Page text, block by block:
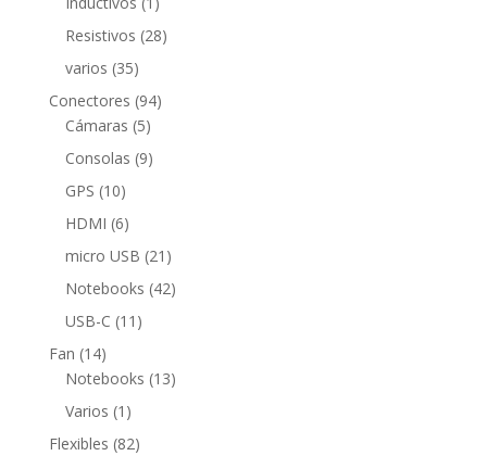
producto
Resistivos 2828
varios 3535
productos
Conectores 9494
Cámaras 55
productos
Consolas 99
GPS 1010
productos
HDMI 66
productos
micro USB 21 21
productos
Notebooks 4242
USB-C 11 11
Fan 1414
productos
Notebooks 1313
Varios 1 1
producto
Flexibles 8282